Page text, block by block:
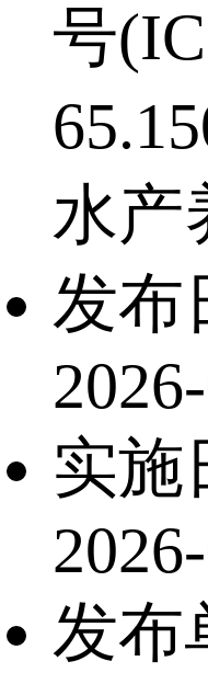
号
水产
发布
实施
发布